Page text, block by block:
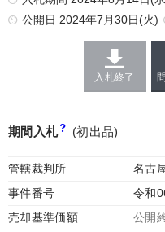
公開日 2024年7月30日(火)
入札終了
期間入札 (初出品)
管轄裁判所
名古
事件番号
令和
売却基準価額
公開